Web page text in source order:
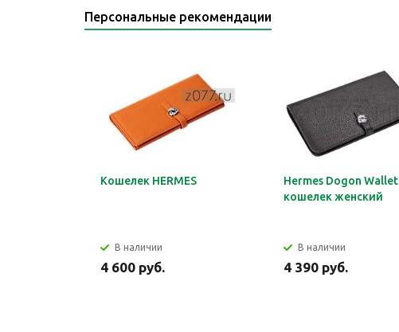
Персональные рекомендации
Кошелек HERMES
В наличии
4 600 руб.
Hermes Dogon Wallet
кошелек женский
В наличии
4 390 руб.